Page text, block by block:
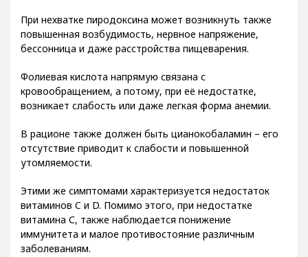
При нехватке пиродоксина может возникнуть также
повышенная возбудимость, нервное напряжение,
бессонница и даже расстройства пищеварения.
Фолиевая кислота напрямую связана с
кровообращением, а потому, при её недостатке,
возникает слабость или даже легкая форма анемии.
В рационе также должен быть цианокобаламин – его
отсутствие приводит к слабости и повышенной
утомляемости.
Этими же симптомами характеризуется недостаток
витаминов C и D. Помимо этого, при недостатке
витамина С, также наблюдается понижение
иммунитета и малое противостояние различным
заболеваниям.